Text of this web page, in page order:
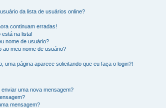
da lista de usuários online?
continuam erradas!
está na lista!
nome de usuário?
ao meu nome de usuário?
uma página aparece solicitando que eu faça o login?!
uma nova mensagem?
mensagem?